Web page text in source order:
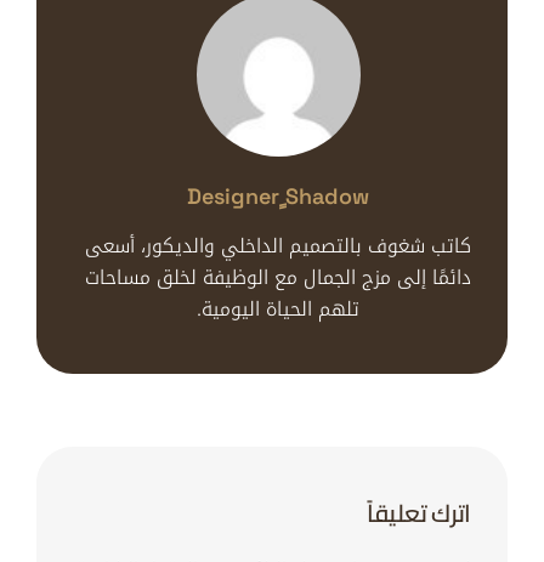
Designer ٍshadow
كاتب شغوف بالتصميم الداخلي والديكور، أسعى
دائمًا إلى مزج الجمال مع الوظيفة لخلق مساحات
تلهم الحياة اليومية.
اترك تعليقاً